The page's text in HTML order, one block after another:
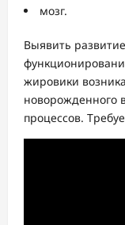
мозг.
Выявить
жировики
новорожденного
процессов.